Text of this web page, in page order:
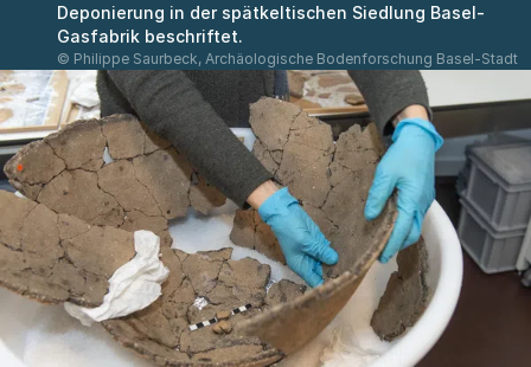
Deponierung in der spätkeltischen Siedlung Basel-
Gasfabrik beschriftet.
© Philippe Saurbeck, Archäologische Bodenforschung Basel-Stadt